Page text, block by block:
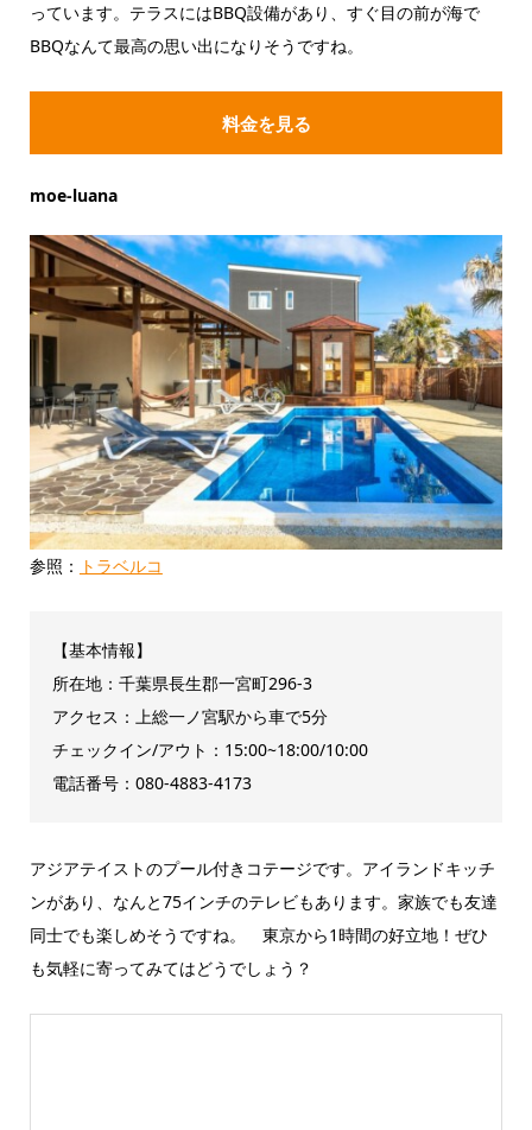
っています。テラスにはBBQ設備があり、すぐ目の前が海で
BBQなんて最高の思い出になりそうですね。
料金を見る
moe-luana
参照： トラベルコ
【基本情報】
所在地：千葉県長生郡一宮町296-3
アクセス：上総一ノ宮駅から車で5分
チェックイン/アウト：15:00~18:00/10:00
電話番号：080-4883-4173
アジアテイストのプール付きコテージです。アイランドキッチ
ンがあり、なんと75インチのテレビもあります。家族でも友達
同士でも楽しめそうですね。 東京から1時間の好立地！ぜひ
も気軽に寄ってみてはどうでしょう？